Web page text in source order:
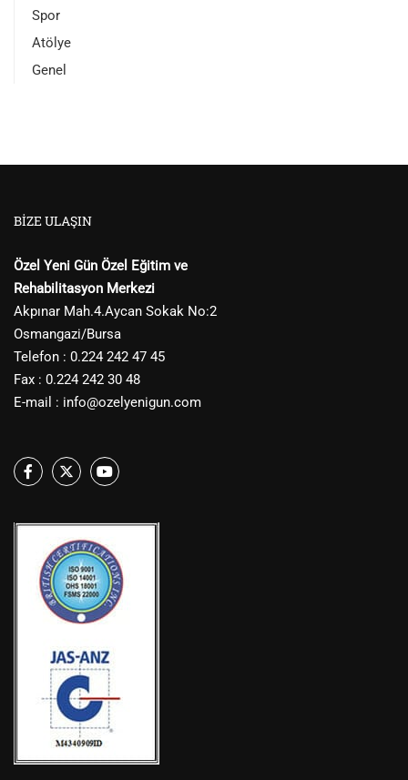
Spor
Atölye
Genel
BIZE ULAŞIN
Özel Yeni Gün Özel Eğitim ve
Rehabilitasyon Merkezi
Akpınar Mah.4.Aycan Sokak No:2
Osmangazi/Bursa
Telefon : 0.224 242 47 45
Fax : 0.224 242 30 48
E-mail : info@ozelyenigun.com